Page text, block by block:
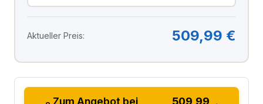
Aktueller Preis: 509,99 €
Zum Angebot bei
509,99